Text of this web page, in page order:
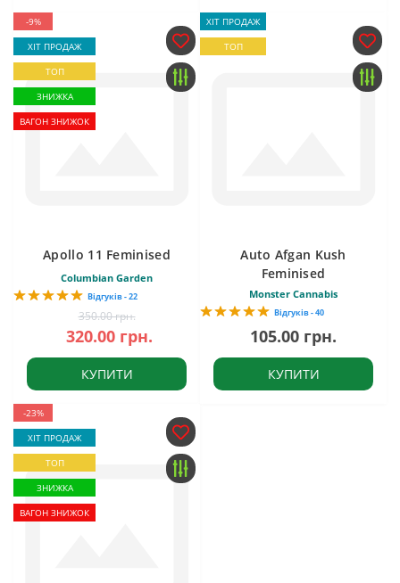
-9%
ХІТ ПРОДАЖ
ТОП
ЗНИЖКА
ВАГОН ЗНИЖОК
Apollo 11 Feminised
Columbian Garden
Відгуків - 22
350.00 грн.
320.00 грн.
КУПИТИ
ХІТ ПРОДАЖ
ТОП
Auto Afgan Kush
Feminised
Monster Cannabis
Відгуків - 40
105.00 грн.
КУПИТИ
-23%
ХІТ ПРОДАЖ
ТОП
ЗНИЖКА
ВАГОН ЗНИЖОК